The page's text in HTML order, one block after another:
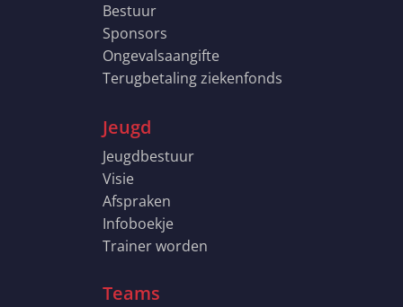
Bestuur
Sponsors
Ongevalsaangifte
Terugbetaling ziekenfonds
Jeugd
Jeugdbestuur
Visie
Afspraken
Infoboekje
Trainer worden
Teams